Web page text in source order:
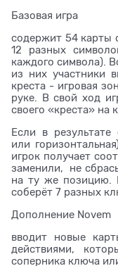
Базовая игра
содержит 54 карты
12 разных
каждого символа).
из них участники
креста - игровая
руке. В свой ход
своего «креста» на
Если в результате
или
игрок получает
заменили, не
на ту же позицию.
соберёт 7 разных
Дополнение Novem
вводит новые
действиями,
соперника ключа